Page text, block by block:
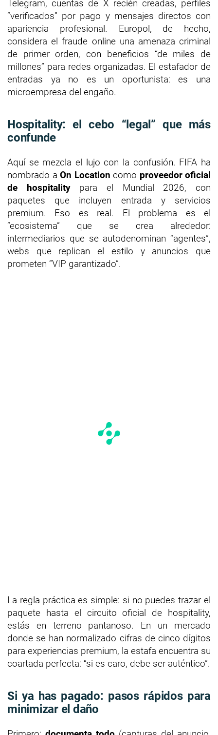
Telegram, cuentas de X recién creadas, perfiles
“verificados” por pago y mensajes directos con
apariencia profesional. Europol, de hecho,
considera el fraude online una amenaza criminal
de primer orden, con beneficios “de miles de
millones” para redes organizadas. El estafador de
entradas ya no es un oportunista: es una
microempresa del engaño.
Hospitality: el cebo “legal” que más
confunde
Aquí se mezcla el lujo con la confusión. FIFA ha
nombrado a On Location como proveedor oficial
de hospitalitypara el Mundial 2026, con
paquetes que incluyen entrada y servicios
premium. Eso es real. El problema es el
“ecosistema” que se crea alrededor:
intermediarios que se autodenominan “agentes”,
webs que replican el estilo y anuncios que
prometen “VIP garantizado”.
La regla práctica es simple: si no puedes trazar el
paquete hasta el circuito oficial de hospitality,
estás en terreno pantanoso. En un mercado
donde se han normalizado cifras de cinco dígitos
para experiencias premium, la estafa encuentra su
coartada perfecta: “si es caro, debe ser auténtico”.
Si ya has pagado: pasos rápidos para
minimizar el daño